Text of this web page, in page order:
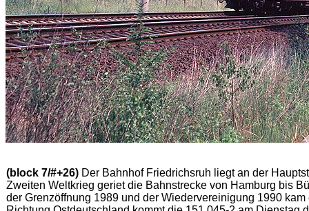
(block 7/#+26) Der Bahnhof Friedrichsruh liegt an der
Zweiten Weltkrieg geriet die Bahnstrecke von Hamburg bis
der Grenzöffnung 1989 und der Wiedervereinigung 1990